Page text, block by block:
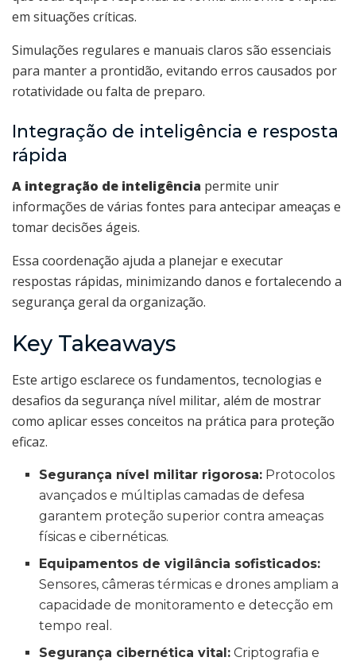
em situações críticas.
Simulações regulares e manuais claros são essenciais
para manter a prontidão, evitando erros causados por
rotatividade ou falta de preparo.
Integração de inteligência e resposta
rápida
A integração de inteligência permite unir
informações de várias fontes para antecipar ameaças e
tomar decisões ágeis.
Essa coordenação ajuda a planejar e executar
respostas rápidas, minimizando danos e fortalecendo a
segurança geral da organização.
Key Takeaways
Este artigo esclarece os fundamentos, tecnologias e
desafios da segurança nível militar, além de mostrar
como aplicar esses conceitos na prática para proteção
eficaz.
Segurança nível militar rigorosa: Protocolos
avançados e múltiplas camadas de defesa
garantem proteção superior contra ameaças
físicas e cibernéticas.
Equipamentos de vigilância sofisticados:
Sensores, câmeras térmicas e drones ampliam a
capacidade de monitoramento e detecção em
tempo real.
Segurança cibernética vital: Criptografia e